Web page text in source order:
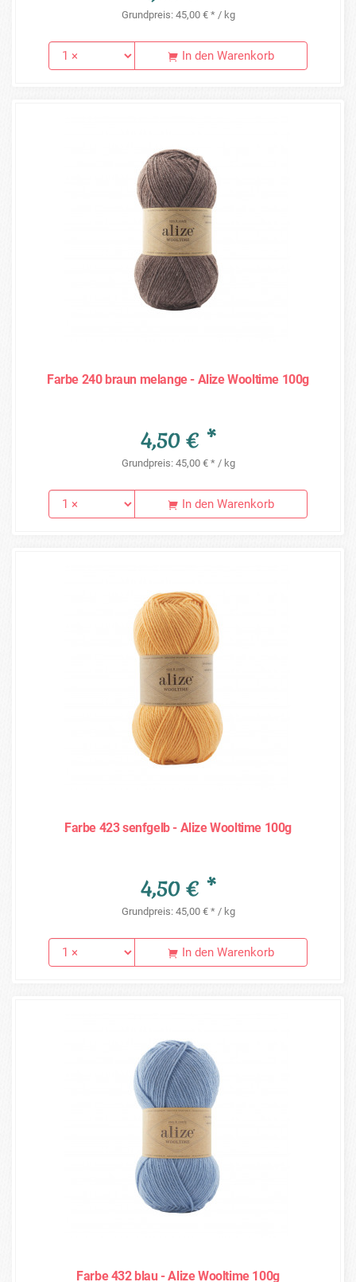
Grundpreis: 45,00 € * / kg
In den Warenkorb
Farbe 240 braun melange - Alize Wooltime 100g
4,50 € *
Grundpreis: 45,00 € * / kg
In den Warenkorb
Farbe 423 senfgelb - Alize Wooltime 100g
4,50 € *
Grundpreis: 45,00 € * / kg
In den Warenkorb
Farbe 432 blau - Alize Wooltime 100g